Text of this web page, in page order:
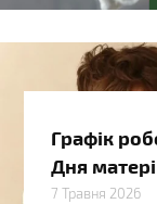
Графік
Дня матері
7 Травня 2026